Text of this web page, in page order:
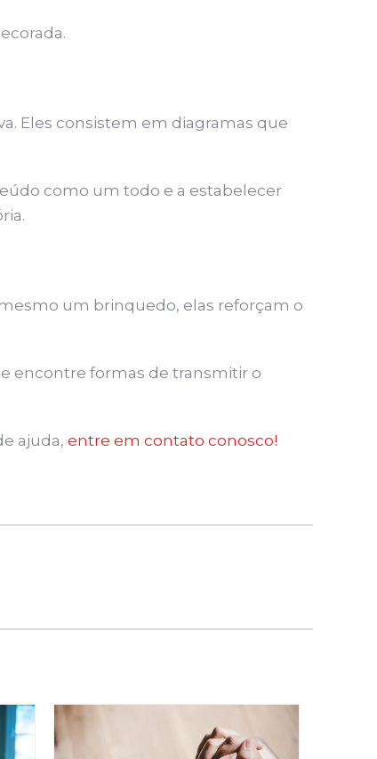
Eles consistem em diagramas que
como um todo e a estabelecer
um brinquedo, elas reforçam o
encontre formas de transmitir o
ajuda, entre em contato conosco!